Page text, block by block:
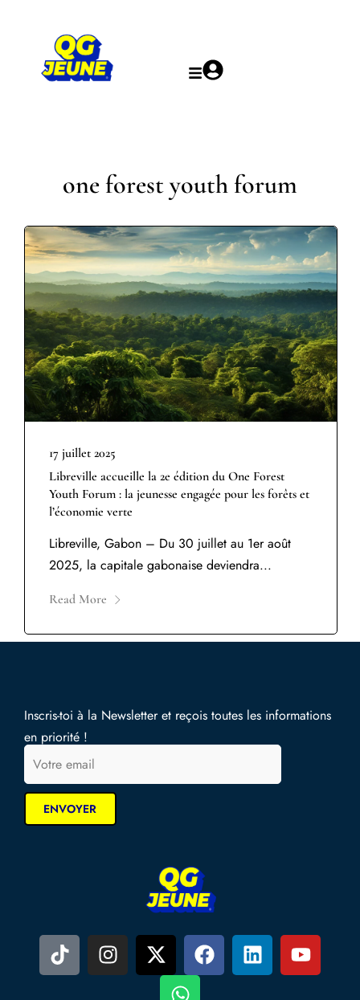
one forest youth forum
17 juillet 2025
Libreville accueille la 2e édition du One Forest
Youth Forum : la jeunesse engagée pour les forêts et
l’économie verte
Libreville, Gabon – Du 30 juillet au 1er août
2025, la capitale gabonaise deviendra...
Read More
Inscris-toi à la Newsletter et reçois toutes les informations
en priorité !